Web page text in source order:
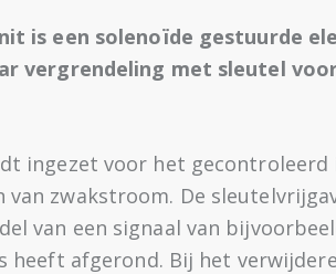
is een solenoïde gestuurde
vergrendeling met sleutel
ingezet voor het gecontroleerd
van zwakstroom. De
van een signaal van
heeft afgerond. Bij het